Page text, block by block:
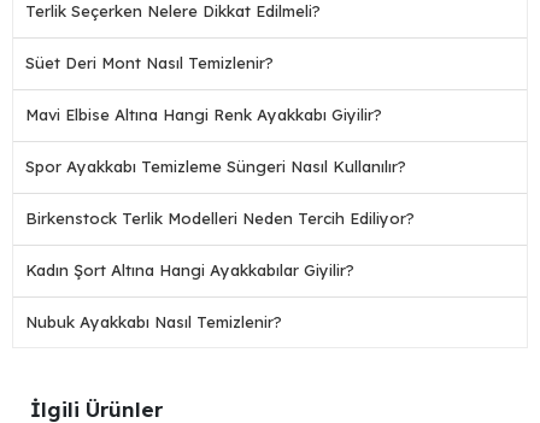
Terlik Seçerken Nelere Dikkat Edilmeli?
Süet Deri Mont Nasıl Temizlenir?
Mavi Elbise Altına Hangi Renk Ayakkabı Giyilir?
Spor Ayakkabı Temizleme Süngeri Nasıl Kullanılır?
Birkenstock Terlik Modelleri Neden Tercih Ediliyor?
Kadın Şort Altına Hangi Ayakkabılar Giyilir?
Nubuk Ayakkabı Nasıl Temizlenir?
İlgili Ürünler